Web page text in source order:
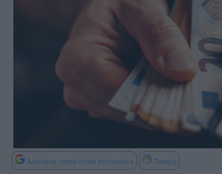
Adicionar como fonte informativa Tempo